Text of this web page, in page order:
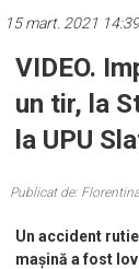
15 mart. 2021
VIDEO.
un tir, la
la UPU
Publicat de:
Un accident
mașină a fost